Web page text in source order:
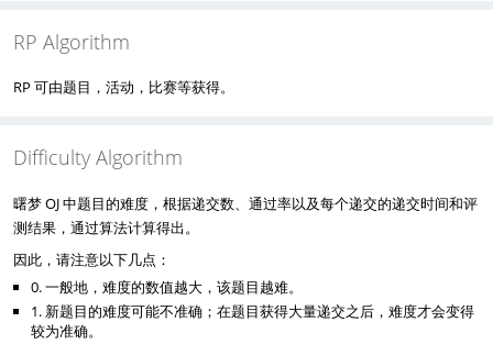
RP Algorithm
RP 可由题目，活动，比赛等获得。
Difficulty Algorithm
曙梦 OJ 中题目的难度，根据递交数、通过率以及每个递交的递交时间和评
测结果，通过算法计算得出。
因此，请注意以下几点：
0. 一般地，难度的数值越大，该题目越难。
1. 新题目的难度可能不准确；在题目获得大量递交之后，难度才会变得
较为准确。